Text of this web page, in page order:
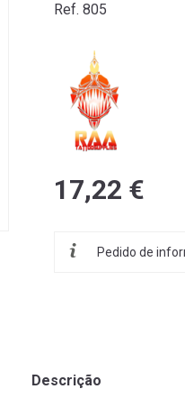
Ref. 805
17,22 €
Pedido de
Descrição